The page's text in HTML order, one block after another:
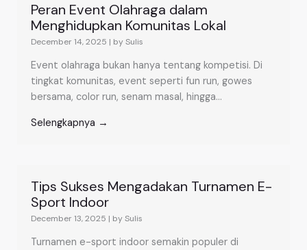
Peran Event Olahraga dalam
Menghidupkan Komunitas Lokal
December 14, 2025 | by Sulis
Event olahraga bukan hanya tentang kompetisi. Di
tingkat komunitas, event seperti fun run, gowes
bersama, color run, senam masal, hingga...
Selengkapnya →
Tips Sukses Mengadakan Turnamen E-
Sport Indoor
December 13, 2025 | by Sulis
Turnamen e-sport indoor semakin populer di